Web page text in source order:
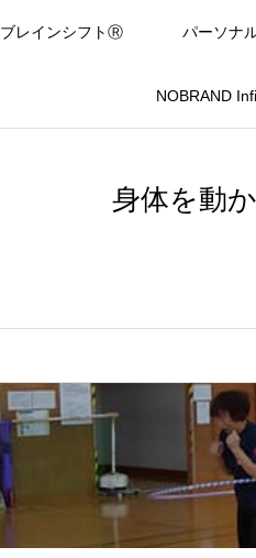
ブレインシフトⓇ パーソナ
NOBRAND
身体を動